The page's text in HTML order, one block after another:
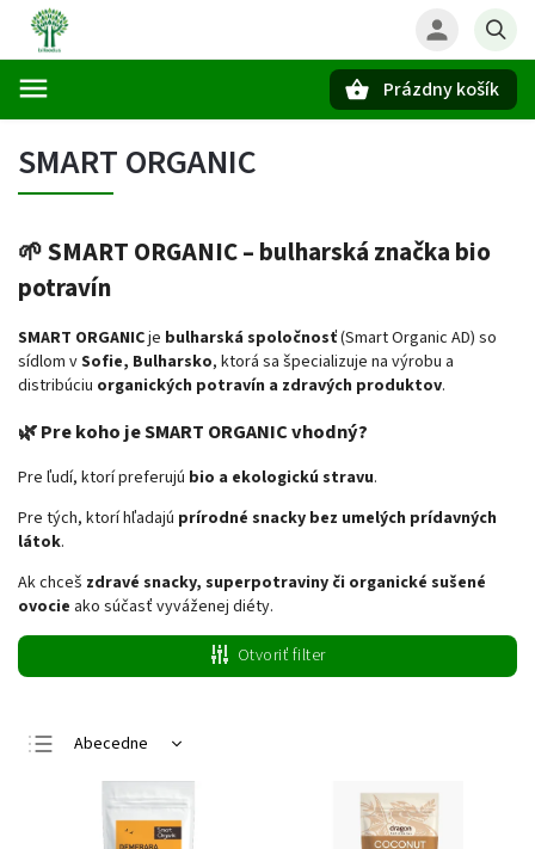
Prázdny košík
SMART ORGANIC
🌱SMART ORGANIC – bulharská značka bio
potravín
SMART ORGANICje bulharská spoločnosť(Smart Organic AD) so
sídlom vSofie, Bulharsko, ktorá sa špecializuje na výrobu a
distribúciu organických potravín a zdravých produktov.
🌿 Pre koho je SMART ORGANIC vhodný?
Pre ľudí, ktorí preferujú bio a ekologickú stravu.
Pre tých, ktorí hľadajú prírodné snacky bez umelých prídavných
látok.
Ak chceš zdravé snacky, superpotraviny či organické sušené
ovocie ako súčasť vyváženej diéty.
Otvoriť filter
Abecedne
Najlacnejšie
Najdrahšie